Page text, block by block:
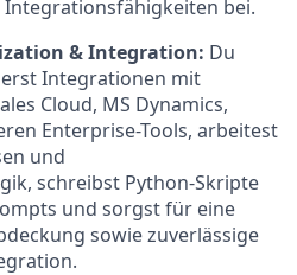
bei.
& Integration: Du
Integrationen mit
Cloud, MS Dynamics,
Enterprise-Tools, arbeitest
und
schreibst Python-Skripte
und sorgst für eine
sowie zuverlässige